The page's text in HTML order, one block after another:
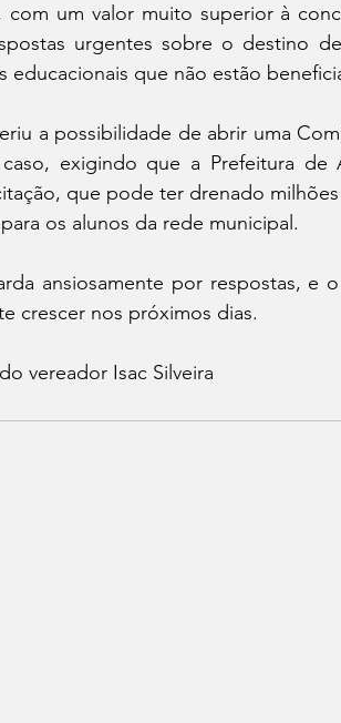
com um valor muito superior à
urgentes sobre o destino
educacionais que não estão
a possibilidade de abrir uma
exigindo que a Prefeitura de
que pode ter drenado
os alunos da rede municipal.
ansiosamente por respostas, e
crescer nos próximos dias.
vereador Isac Silveira